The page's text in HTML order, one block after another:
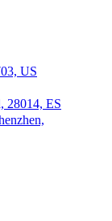
US
28014, ES